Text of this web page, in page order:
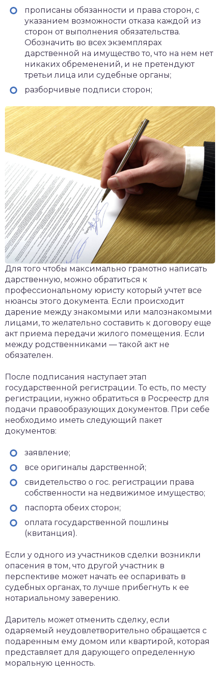
прописаны обязанности и права сторон, с
указанием возможности отказа каждой из
сторон от выполнения обязательства.
Обозначить во всех экземплярах
дарственной на имущество то, что на нем нет
никаких обременений, и не претендуют
третьи лица или судебные органы;
разборчивые подписи сторон;
Для того чтобы максимально грамотно написать
дарственную, можно обратиться к
профессиональному юристу который учтет все
нюансы этого документа. Если происходит
дарение между знакомыми или малознакомыми
лицами, то желательно составить к договору еще
акт приема передачи жилого помещения. Если
между родственниками — такой акт не
обязателен.
После подписания наступает этап
государственной регистрации. То есть, по месту
регистрации, нужно обратиться в Росреестр для
подачи правообразующих документов. При себе
необходимо иметь следующий пакет
документов:
заявление;
все оригиналы дарственной;
свидетельство о гос. регистрации права
собственности на недвижимое имущество;
паспорта обеих сторон;
оплата государственной пошлины
(квитанция).
Если у одного из участников сделки возникли
опасения в том, что другой участник в
перспективе может начать ее оспаривать в
судебных органах, то лучше прибегнуть к ее
нотариальному заверению.
Даритель может отменить сделку, если
одаряемый неудовлетворительно обращается с
подаренным ему домом или квартирой, которая
представляет для дарующего определенную
моральную ценность.